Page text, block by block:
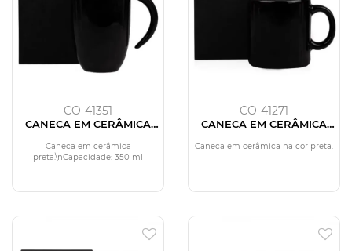
CO-41351
CANECA EM CERÂMICA
Caneca em cerâmica
preta.\nCapacidade: 350 ml
CO-41271
CANECA EM CERÂMICA
Caneca em cerâmica na cor preta.